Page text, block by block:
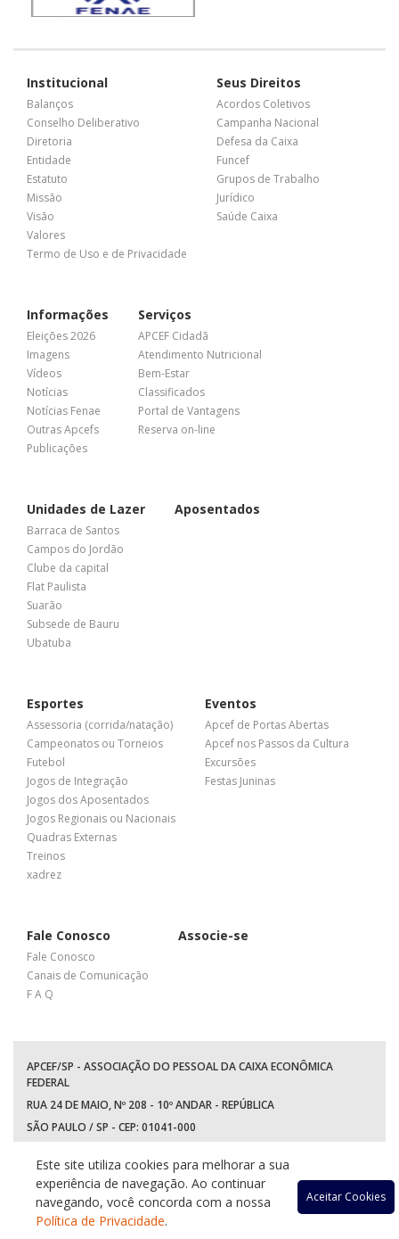
Institucional
Balanços
Conselho Deliberativo
Diretoria
Entidade
Estatuto
Missão
Visão
Valores
Termo de Uso e de Privacidade
Seus Direitos
Acordos Coletivos
Campanha Nacional
Defesa da Caixa
Funcef
Grupos de Trabalho
Jurídico
Saúde Caixa
Informações
Eleições 2026
Imagens
Vídeos
Notícias
Notícias Fenae
Outras Apcefs
Publicações
Serviços
APCEF Cidadã
Atendimento Nutricional
Bem-Estar
Classificados
Portal de Vantagens
Reserva on-line
Unidades de Lazer
Barraca de Santos
Campos do Jordão
Clube da capital
Flat Paulista
Suarão
Subsede de Bauru
Ubatuba
Aposentados
Esportes
Assessoria (corrida/natação)
Campeonatos ou Torneios
Futebol
Jogos de Integração
Jogos dos Aposentados
Jogos Regionais ou Nacionais
Quadras Externas
Treinos
xadrez
Eventos
Apcef de Portas Abertas
Apcef nos Passos da Cultura
Excursões
Festas Juninas
Fale Conosco
Fale Conosco
Canais de Comunicação
F A Q
Associe-se
APCEF/SP - ASSOCIAÇÃO DO PESSOAL DA CAIXA ECONÔMICA
FEDERAL
RUA 24 DE MAIO, Nº 208 - 10º ANDAR - REPÚBLICA
SÃO PAULO / SP - CEP: 01041-000
WhatsApp: (11) 94597-5758
Acessar
Acessar
Este site utiliza cookies para melhorar a sua
experiência de navegação. Ao continuar
navegando, você concorda com a nossa
Política de Privacidade.
Aceitar Cookies